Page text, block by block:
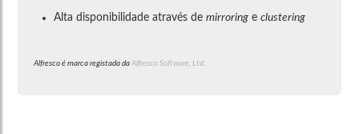
Alta disponibilidade através demirroring eclustering
Alfresco é marca registada daAlfresco Software, Ltd.